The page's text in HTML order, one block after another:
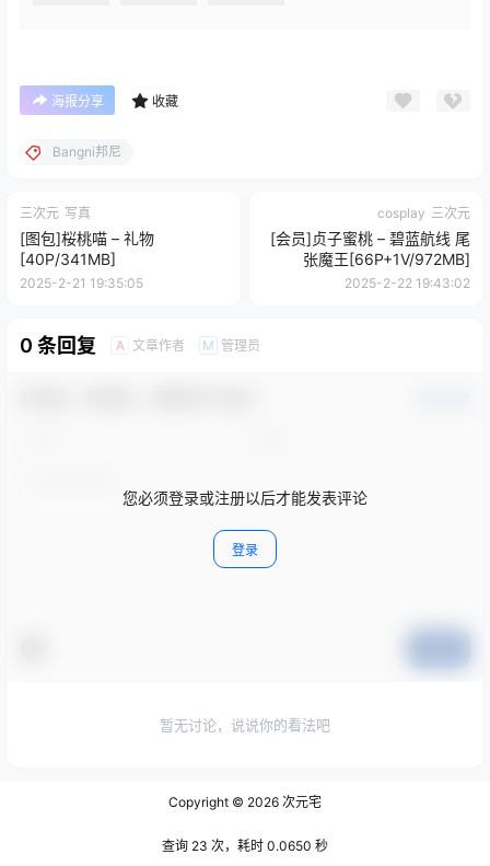
海报分享 收藏
Bangni邦尼
三次元 写真
[图包]桜桃喵 – 礼物
[40P/341MB]
2025-2-21 19:35:05
cosplay 三次元
[会员]贞子蜜桃 – 碧蓝航线 尾
张魔王[66P+1V/972MB]
2025-2-22 19:43:02
0 条回复 A 文章作者 M 管理员
您必须登录或注册以后才能发表评论
登录
暂无讨论，说说你的看法吧
Copyright © 2026 次元宅
查询 23 次，耗时 0.0650 秒